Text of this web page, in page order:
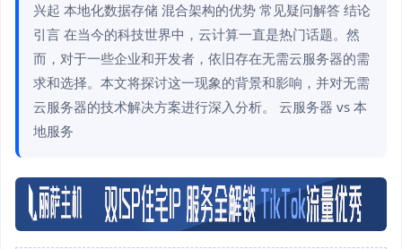
兴起 本地化数据存储 混合架构的优势 常见疑问解答 结论
引言 在当今的科技世界中，云计算一直是热门话题。然
而，对于一些企业和开发者，依旧存在无需云服务器的需
求和选择。本文将探讨这一现象的背景和影响，并对无需
云服务器的技术解决方案进行深入分析。 云服务器 vs 本
地服务